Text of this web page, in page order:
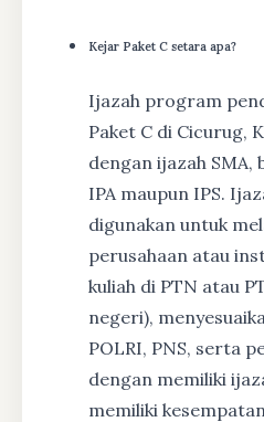
Kejar Paket C setara apa?
Ijazah program
Paket C di Cicurug,
dengan ijazah
IPA maupun IPS.
digunakan untuk
perusahaan atau
kuliah di PTN atau
negeri),
POLRI, PNS, serta
dengan memiliki
memiliki